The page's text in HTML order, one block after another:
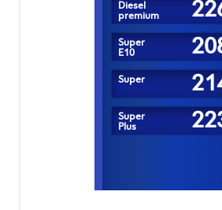
Diesel
premium
Super
E10
Super
Super
Plus